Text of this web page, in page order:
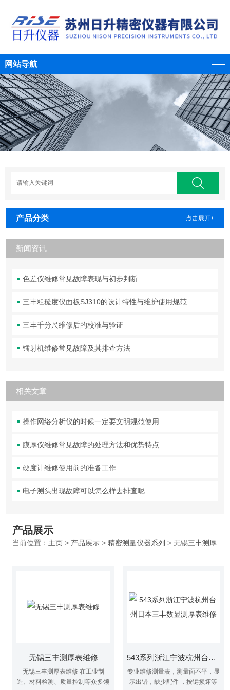
网站导航
产品分类 点击展开+
新闻资讯
色差仪维修常见故障表现与初步判断
三丰粗糙度仪面板SJ310的设计特性与维护使用规范
三丰千分尺维修后的校准与验证
镭射机维修常见故障及其排查方法
相关文章
操作网络分析仪的时候一定要文明规范使用
膜厚仪维修常见故障的处理方法和优势特点
硬度计维修使用前的准备工作
电子测头出现故障可以怎么样去排查呢
产品展示
当前位置： 主页> 产品展示> 精密测量仪器系列 > 无锡三丰测厚表维修
无锡三丰测厚表维修
无锡三丰测厚表维修 在工业制
造、材料检测、质量控制等众多领
543系列浙江宁波杭州台州日本三丰数显测厚表维修
专业维修测量表，测量面不平，显
示出错，缺少配件 ，按键损坏等